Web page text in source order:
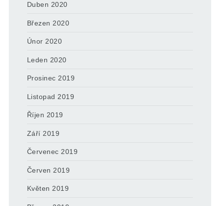
Duben 2020
Březen 2020
Únor 2020
Leden 2020
Prosinec 2019
Listopad 2019
Říjen 2019
Září 2019
Červenec 2019
Červen 2019
Květen 2019